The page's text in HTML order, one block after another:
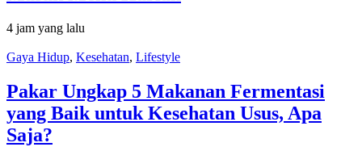
4 jam yang lalu
Gaya Hidup, Kesehatan, Lifestyle
Pakar Ungkap 5 Makanan Fermentasi
yang Baik untuk Kesehatan Usus, Apa
Saja?